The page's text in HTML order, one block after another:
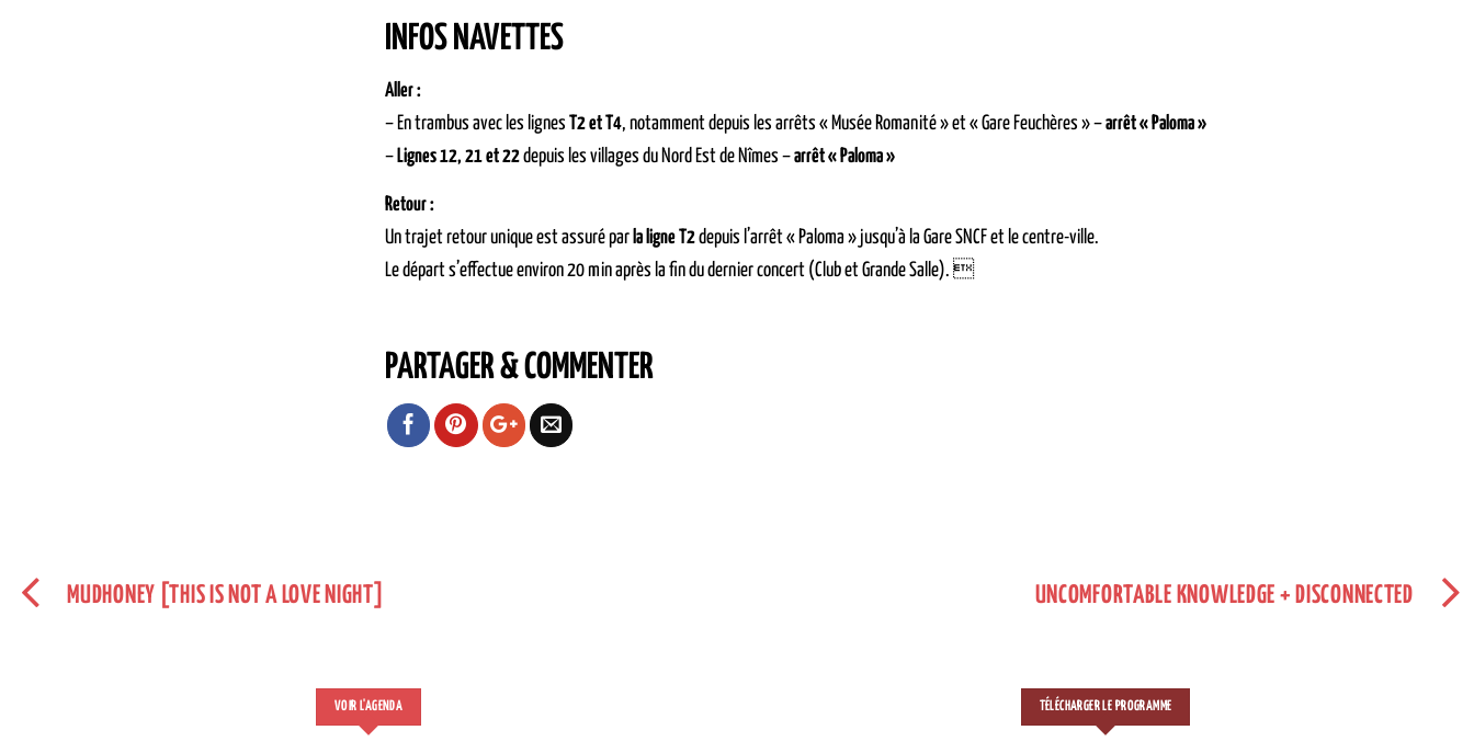
INFOS NAVETTES
Aller :
– En trambus avec les lignes T2 et T4, notamment depuis les arrêts « Musée Romanité » et « Gare Feuchères » –arrêt « Paloma »
– Lignes 12, 21 et 22depuis les villages du Nord Est de Nîmes –arrêt « Paloma »
Retour :
Un trajet retour unique est assuré par la ligne T2depuis l’arrêt « Paloma » jusqu’à la Gare SNCF et le centre-ville.
Le départ s’effectue environ 20 min après la fin du dernier concert (Club et Grande Salle). 
PARTAGER & COMMENTER
MUDHONEY [THIS IS NOT A LOVE NIGHT] UNCOMFORTABLE KNOWLEDGE + DISCONNECTED
VOIR L'AGENDA TÉLÉCHARGER LE PROGRAMME